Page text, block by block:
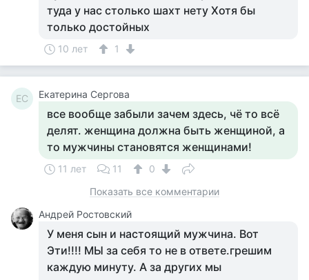
туда у нас столько шахт нету Хотя бы
только достойных
10 лет 1
ЕС Екатерина Сергова
все вообще забыли зачем здесь, чё то всё
делят. женщина должна быть женщиной, а
то мужчины становятся женщинами!
11 лет 11
0
Показать все комментарии
Андрей Ростовский
У меня сын и настоящий мужчина. Вот
Эти!!!! МЫ за себя то не в ответе.грешим
каждую минуту. А за других мы